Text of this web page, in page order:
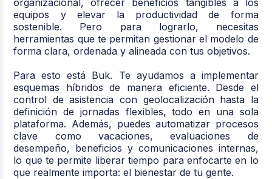
equipos y elevar la productividad de forma
sostenible. Pero para lograrlo, necesitas
herramientas que te permitan gestionar el modelo de
forma clara, ordenada y alineada con tus objetivos.
Para esto está Buk. Te ayudamos a implementar
esquemas híbridos de manera eficiente. Desde el
control de asistencia con geolocalización hasta la
definición de jornadas flexibles, todo en una sola
plataforma. Además, puedes automatizar procesos
clave como vacaciones, evaluaciones de
desempeño, beneficios y comunicaciones internas,
lo que te permite liberar tiempo para enfocarte en lo
que realmente importa: el bienestar de tu gente.